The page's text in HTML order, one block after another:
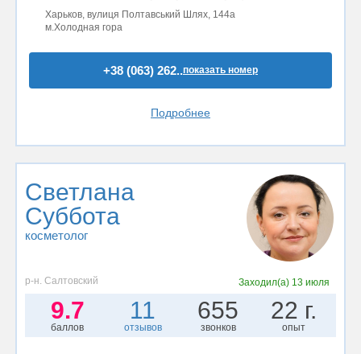
Харьков, вулиця Полтавський Шлях, 144а
м.Холодная гора
+38 (063) 262..показать номер
Подробнее
Светлана
Суббота
косметолог
р-н. Салтовский Заходил(а) 13 июля
9.7
баллов
11
отзывов
655
звонков
22 г.
опыт